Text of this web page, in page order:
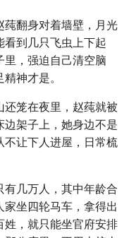
莼翻身对着墙壁，月光
看到几只飞虫上下起
，强迫自己清空脑
神才是。
笼在夜里，赵莼就被
边架子上，她身边不是
不让下人进屋，日常梳
几万人，其中年龄合
坐四轮马车，拿得出
姓，就只能坐官府安排